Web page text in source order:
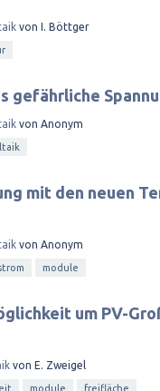
von I. Böttger
gefährliche
von Anonym
mit den neuen
von Anonym
module
um PV-
von E. Zweigel
module freifläche